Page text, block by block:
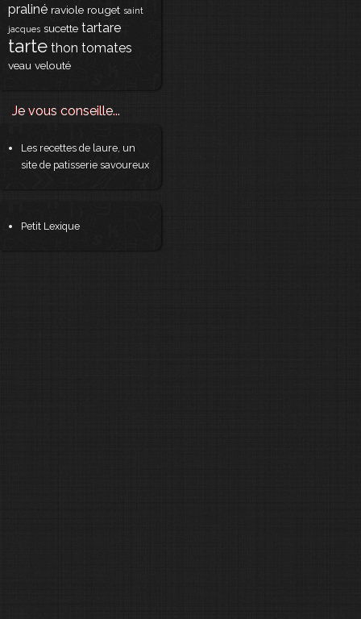
praliné raviole rouget saint
jacques sucette tartare
tarte thon tomates
veau velouté
Je vous conseille...
Les recettes de laure, un
site de patisserie savoureux
Petit Lexique